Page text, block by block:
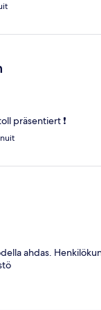
präsentiert ❗️
ahdas.